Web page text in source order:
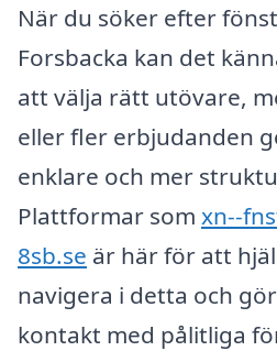
När du söker efter
Forsbacka kan det
att välja rätt utövare,
eller fler erbjudanden
enklare och mer
Plattformar som xn--
8sb.se är här för att
navigera i detta och
kontakt med pålitliga